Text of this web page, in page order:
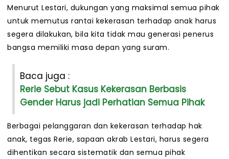
Menurut Lestari, dukungan yang maksimal semua pihak
untuk memutus rantai kekerasan terhadap anak harus
segera dilakukan, bila kita tidak mau generasi penerus
bangsa memiliki masa depan yang suram.
Baca juga :
Rerie Sebut Kasus Kekerasan Berbasis
Gender Harus jadi Perhatian Semua Pihak
Berbagai pelanggaran dan kekerasan terhadap hak
anak, tegas Rerie, sapaan akrab Lestari, harus segera
dihentikan secara sistematik dan semua pihak